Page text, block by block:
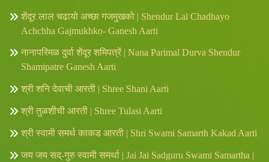
शेंदूर लाल चढायो अच्छा गजमुखको | Shendur Lal Chadhayo
Achchha Gajmukhko- Ganesh Aarti
नानापरिमळ दुर्वा शेंदूर शमिपत्रें | Nana Parimal Durva Shendur
Shamipatre Ganesh Aarti
श्री शनि देवाची आरती | Shree Shani Aarti
श्री तुळशीची आरती | Shree Tulasi Aarti
श्री स्वामी समर्थ काकड आरती | Shri Swami Samarth Kakad Aarti
जय जय सद्-गुरु स्वामी समर्था | Jai Jai Sadguru Swami Samartha |